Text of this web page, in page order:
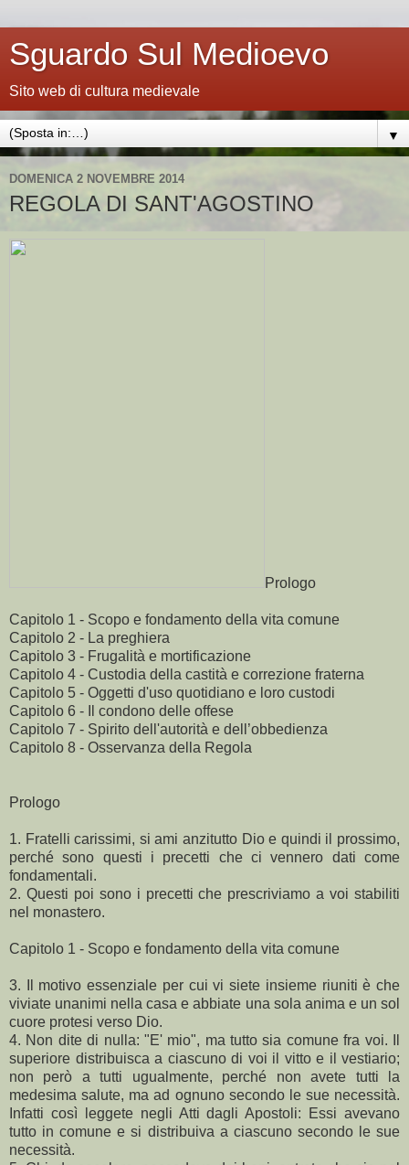
Sguardo Sul Medioevo
Sito web di cultura medievale
▼
DOMENICA 2 NOVEMBRE 2014
REGOLA DI SANT'AGOSTINO
Prologo
Capitolo 1 - Scopo e fondamento della vita comune
Capitolo 2 - La preghiera
Capitolo 3 - Frugalità e mortificazione
Capitolo 4 - Custodia della castità e correzione fraterna
Capitolo 5 - Oggetti d'uso quotidiano e loro custodi
Capitolo 6 - Il condono delle offese
Capitolo 7 - Spirito dell'autorità e dell’obbedienza
Capitolo 8 - Osservanza della Regola
Prologo
1. Fratelli carissimi, si ami anzitutto Dio e quindi il prossimo,
perché sono questi i precetti che ci vennero dati come
fondamentali.
2. Questi poi sono i precetti che prescriviamo a voi stabiliti
nel monastero.
Capitolo 1 - Scopo e fondamento della vita comune
3. Il motivo essenziale per cui vi siete insieme riuniti è che
viviate unanimi nella casa e abbiate una sola anima e un sol
cuore protesi verso Dio.
4. Non dite di nulla: "E' mio", ma tutto sia comune fra voi. Il
superiore distribuisca a ciascuno di voi il vitto e il vestiario;
non però a tutti ugualmente, perché non avete tutti la
medesima salute, ma ad ognuno secondo le sue necessità.
Infatti così leggete negli Atti dagli Apostoli: Essi avevano
tutto in comune e si distribuiva a ciascuno secondo le sue
necessità.